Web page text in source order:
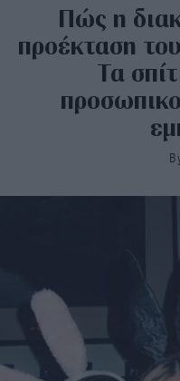
Πώς η
προέκταση
Τα